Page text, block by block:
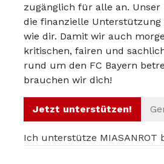
Ein brutales Opfer. Würde er es
machen? Und weiß Sane das
19.04.2024
justin:
Sie ist ein Symbol einer
zugänglich für alle an.
die finanzielle Unterstützung
wie dir. Damit wir auch
kritischen, fairen und
rund um den FC Bayern
brauchen wir dich!
Jetzt unterstützen!
Ich unterstütze MIASANROT